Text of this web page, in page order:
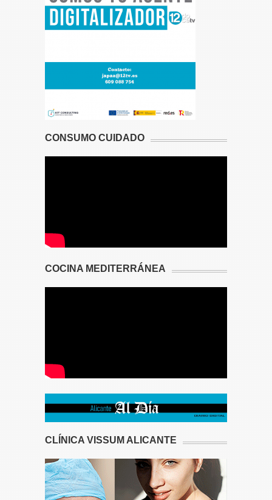
CONSUMO CUIDADO
COCINA MEDITERRÁNEA
CLÍNICA VISSUM ALICANTE